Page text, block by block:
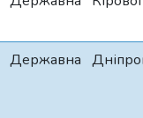
Державна